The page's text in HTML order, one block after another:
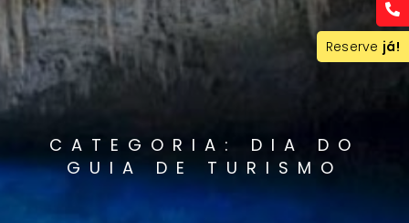
CATEGORIA: DIA DO
GUIA DE TURISMO
Reserve já!